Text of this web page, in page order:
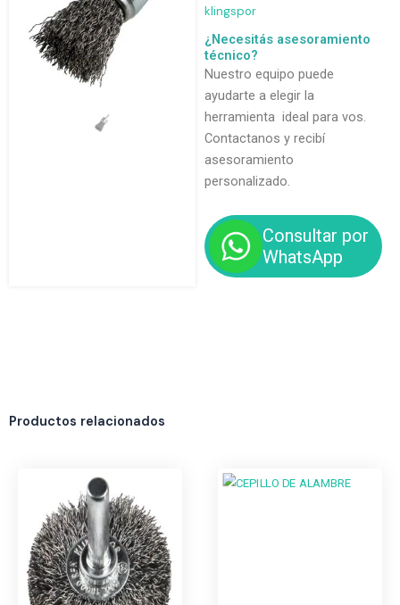
klingspor
¿Necesitás asesoramiento
técnico?
Nuestro equipo puede
ayudarte a elegir la
herramienta ideal para vos.
Contactanos y recibí
asesoramiento
personalizado.
Consultar por
WhatsApp
Productos relacionados